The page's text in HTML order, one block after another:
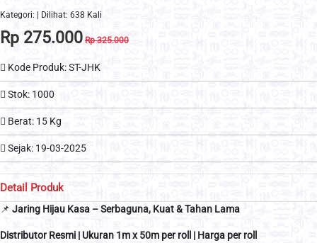
Kategori: | Dilihat: 638 Kali
Rp 275.000 Rp 325.000
Kode Produk: ST-JHK
Stok: 1000
Berat: 15 Kg
Sejak: 19-03-2025
Detail Produk
📌 Jaring Hijau Kasa – Serbaguna, Kuat & Tahan Lama
Distributor Resmi | Ukuran 1m x 50m per roll | Harga per roll